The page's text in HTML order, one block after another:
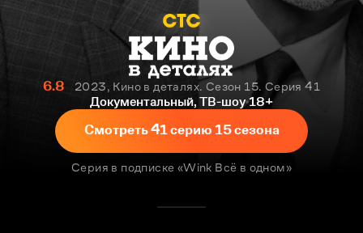
6.8
2023, Кино в деталях. Сезон 15. Серия 41
Документальный, ТВ-шоу 18+
Смотреть 41 серию 15 сезона
Серия в подписке «Wink Всё в одном»